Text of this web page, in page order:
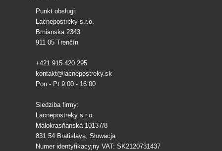
Punkt obsługi:
Lacnepostreky s.r.o.
Brnianska 2343
911 05 Trenčín
+421 915 420 295
kontakt@lacnepostreky.sk
Pon - Pt 9:00 - 16:00
Siedziba firmy:
Lacnepostreky s.r.o.
Malokrasňanská 10137/8
831 54 Bratislava, Słowacja
Numer identyfikacyjny VAT: SK2120731437